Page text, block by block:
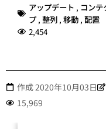
アップデート , コン
プ, 整列 , 移動 , 配置
2,454
作成 2020年10月03日
15,969